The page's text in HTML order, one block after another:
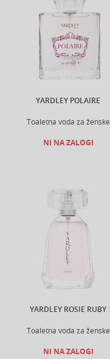
YARDLEY POLAIRE
Toaletna voda za ženske
NI NA ZALOGI
YARDLEY ROSIE RUBY
Toaletna voda za ženske
NI NA ZALOGI